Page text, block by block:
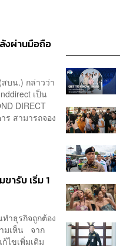
งผ่านมือถือ
บน.) กล่าวว่า
เป็น
DIRECT
ร สามารถจอง
ารับ เริ่ม 1
ำธุรกิจถูกต้อง
ามเห็น จาก
ไขเพิ่มเติม